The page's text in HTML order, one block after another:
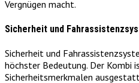
Vergnügen macht.
Sicherheit und
Sicherheit und
höchster Bedeutung. Der Kombi
Sicherheitsmerkmalen